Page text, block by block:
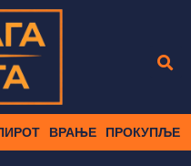
ВРАЊЕ ПРОКУПЉЕ